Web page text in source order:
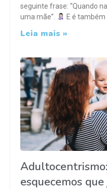
seguinte frase: “Quando
uma mãe”.
E é
Leia mais »
esquecemos